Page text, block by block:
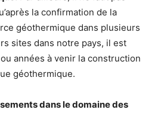
la confirmation de la
géothermique dans plusieurs
sites dans notre pays, il est
années à venir la construction
géothermique.
dans le domaine des